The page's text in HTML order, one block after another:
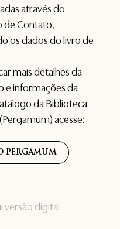
versão digital
através do
deContato,
os dados do livro de
mais detalhes da
e informações da
da Biblioteca
acesse:
PERGAMUM